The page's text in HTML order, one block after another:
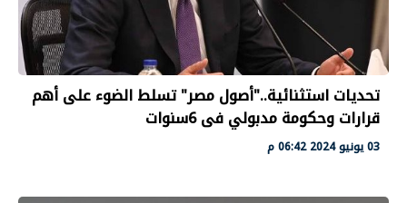
تحديات استثنائية.."أصول مصر" تسلط الضوء على أهم
قرارات وحكومة مدبولي فى 6سنوات
03 يونيو 2024 06:42 م